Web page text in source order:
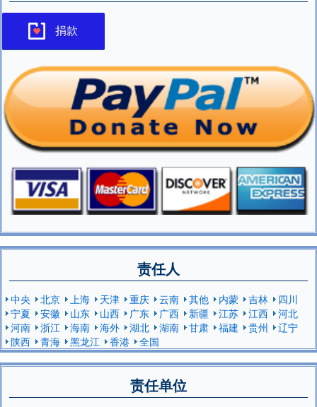
捐款
责任人
中央 北京 上海 天津 重庆 云南 其他 内蒙 吉林
四川
宁夏
安徽 山东 山西 广东 广西 新疆 江苏 江西
河北
河南
浙江 海南 海外 湖北 湖南 甘肃 福建 贵州
辽宁
陕西
青海 黑龙江 香港 全国
责任单位